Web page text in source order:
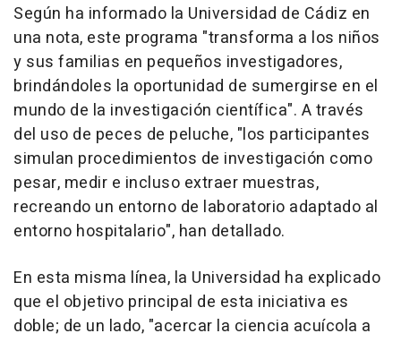
Según ha informado la Universidad de Cádiz en
una nota, este programa "transforma a los niños
y sus familias en pequeños investigadores,
brindándoles la oportunidad de sumergirse en el
mundo de la investigación científica". A través
del uso de peces de peluche, "los participantes
simulan procedimientos de investigación como
pesar, medir e incluso extraer muestras,
recreando un entorno de laboratorio adaptado al
entorno hospitalario", han detallado.
En esta misma línea, la Universidad ha explicado
que el objetivo principal de esta iniciativa es
doble; de un lado, "acercar la ciencia acuícola a